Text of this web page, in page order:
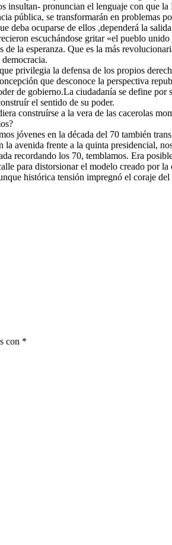
pronuncian el lenguaje con que
pública, se transformarán en problemas
deba ocuparse de ellos ,dependerá la
escuchándose gritar «el pueblo
la esperanza. Que es la más
privilegia la defensa de los propios
que desconoce la perspectiva
de gobierno.La ciudadanía se define por
el sentido de su poder.
construírse a la vera de las cacerolas
jóvenes en la década del 70 también
la avenida frente a la quinta presidencial,
recordando los 70, temblamos. Era
para distorsionar el modelo creado por la
histórica tensión impregnó el coraje
con *